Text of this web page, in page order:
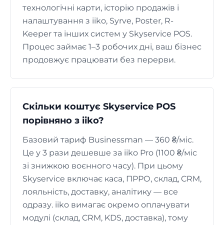
технологічні карти, історію продажів і
налаштування з iiko, Syrve, Poster, R-
Keeper та інших систем у Skyservice POS.
Процес займає 1–3 робочих дні, ваш бізнес
продовжує працювати без перерви.
Скільки коштує Skyservice POS
порівняно з iiko?
Базовий тариф Businessman — 360 ₴/міс.
Це у 3 рази дешевше за iiko Pro (1100 ₴/міс
зі знижкою воєнного часу). При цьому
Skyservice включає каса, ПРРО, склад, CRM,
лояльність, доставку, аналітику — все
одразу. iiko вимагає окремо оплачувати
модулі (склад, CRM, KDS, доставка), тому